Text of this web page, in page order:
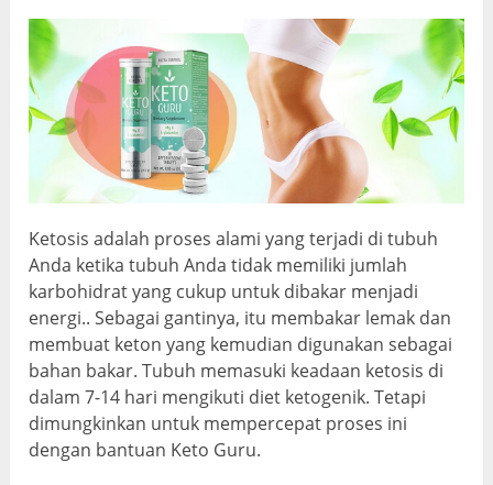
Ketosis adalah proses alami yang terjadi di tubuh
Anda ketika tubuh Anda tidak memiliki jumlah
karbohidrat yang cukup untuk dibakar menjadi
energi.. Sebagai gantinya, itu membakar lemak dan
membuat keton yang kemudian digunakan sebagai
bahan bakar. Tubuh memasuki keadaan ketosis di
dalam 7-14 hari mengikuti diet ketogenik. Tetapi
dimungkinkan untuk mempercepat proses ini
dengan bantuan Keto Guru.